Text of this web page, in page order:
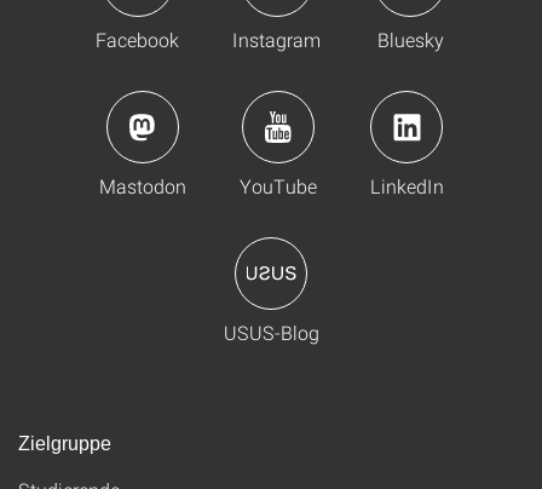
Facebook Instagram Bluesky
Mastodon YouTube LinkedIn
USUS-Blog
Zielgruppe